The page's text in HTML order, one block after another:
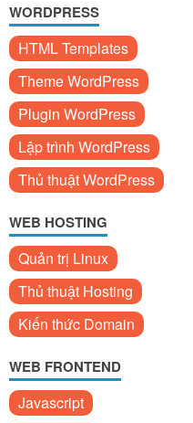
WORDPRESS
HTML Templates
Theme WordPress
Plugin WordPress
Lập trình WordPress
Thủ thuật WordPress
WEB HOSTING
Quản trị Linux
Thủ thuật Hosting
Kiến thức Domain
WEB FRONTEND
Javascript